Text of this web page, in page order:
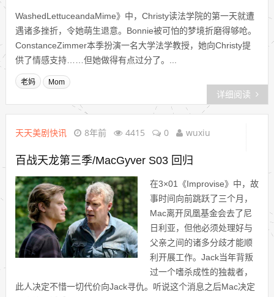
WashedLettuceandaMime》中，Christy读法学院的第一天就遭
遇诸多挫折，令她萌生退意。Bonnie被可怕的梦境折磨得够呛。
ConstanceZimmer本季扮演一名大学法学教授，她向Christy提
供了情感支持……但她做得有点过分了。...
老妈 Mom
详细阅读
天天美剧快讯 8年前 4415 0 wuxiu
百战天龙第三季/MacGyver S03 回归
在3×01《Improvise》中，故
事时间向前跳跃了三个月，
Mac离开凤凰基金会去了尼
日利亚，但他必须处理好与
父亲之间的诸多分歧才能顺
利开展工作。Jack当年背叛
过一个嗜杀成性的独裁者，
此人决定不惜一切代价向Jack寻仇。听说这个消息之后Mac决定